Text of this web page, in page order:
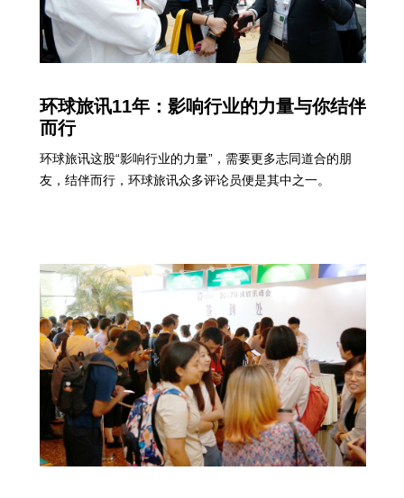
环球旅讯11年：影响行业的力量与你结伴
而行
环球旅讯这股“影响行业的力量”，需要更多志同道合的朋
友，结伴而行，环球旅讯众多评论员便是其中之一。